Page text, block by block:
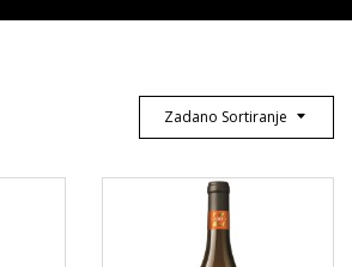
Zadano Sortiranje